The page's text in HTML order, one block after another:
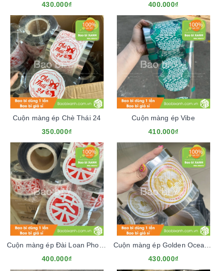
430.000₫
400.000₫
Cuộn màng ép Chè Thái 24
350.000₫
Cuộn màng ép Vibe
410.000₫
400.000₫
430.000₫